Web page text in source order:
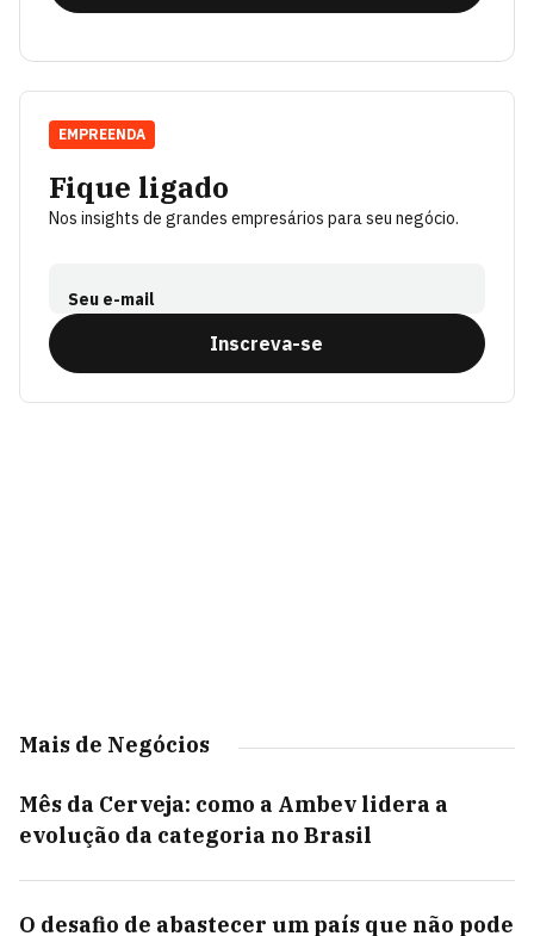
Fique ligado
Nos insights de grandes empresários para seu negócio.
Seu e-mail
Inscreva-se
EMPREENDA
Mais de Negócios
Mês da Cerveja: como a Ambev lidera a
evolução da categoria no Brasil
O desafio de abastecer um país que não pode